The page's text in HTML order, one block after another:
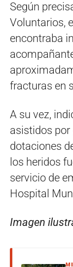
Según
Voluntarios,
encontraba
fracturas en
A su vez,
asistidos por
dotaciones
los heridos
servicio de
Hospital
Imagen